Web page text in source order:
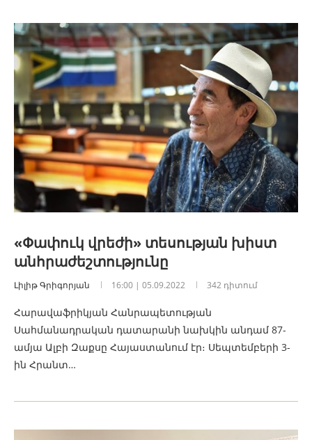
«Փափուկ վրեժի» տեսության խիստ
անհրաժեշտությունը
Լիլիթ Գրիգորյան 16:00 | 05.09.2022 342 դիտում
Հարավաֆրիկյան Հանրապետության
Սահմանադրական դատարանի նախկին անդամ 87-
ամյա Ալբի Զաքսը Հայաստանում էր։ Սեպտեմբերի 3-
ին Հրանտ…